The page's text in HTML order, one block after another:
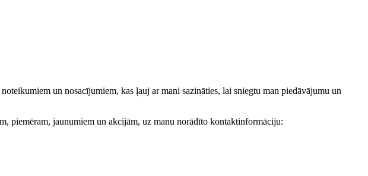
un nosacījumiem, kas ļauj ar mani sazināties, lai sniegtu man piedāvājumu un
jaunumiem un akcijām, uz manu norādīto kontaktinformāciju: